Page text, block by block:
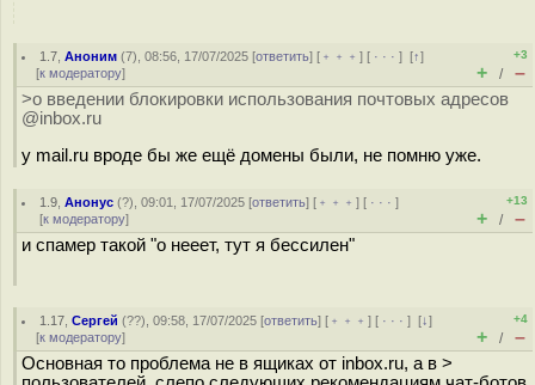
1.7 ,Аноним (7), 08:56, 17/07/2025 [ответить] [ ﹢﹢﹢] [ · · ·][↑]
[к модератору]
+3
+ / –
>о введении блокировки использования почтовых адресов
@inbox.ru
у mail.ru вроде бы же ещё домены были, не помню уже.
1.9 ,Анонус (?), 09:01, 17/07/2025 [ответить] [ ﹢﹢﹢] [ · · ·]
[к модератору]
+13
+ / –
и спамер такой "о нееет, тут я бессилен"
1.17 ,Сергей (??), 09:58, 17/07/2025 [ответить] [ ﹢﹢﹢] [ · · ·][↓]
[к модератору]
+4
+ / –
Основная то проблема не в ящиках от inbox.ru, а в >